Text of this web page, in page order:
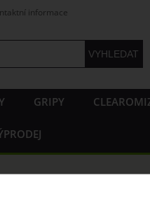
GRIPY
informace